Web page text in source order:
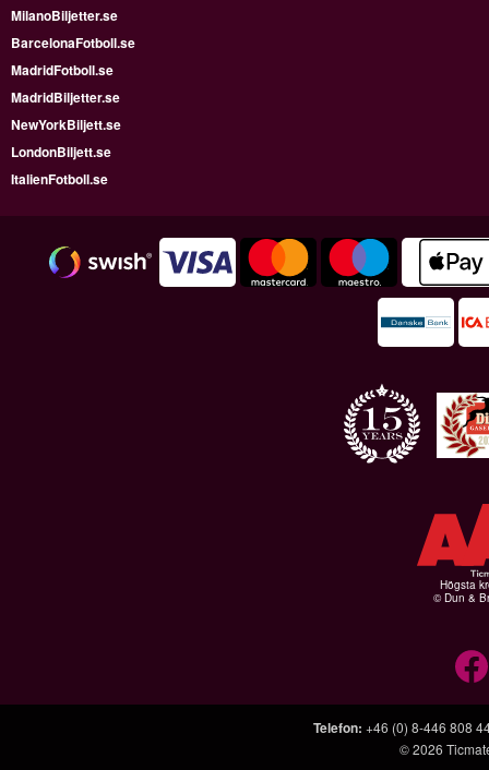
MilanoBiljetter.se
BarcelonaFotboll.se
MadridFotboll.se
MadridBiljetter.se
NewYorkBiljett.se
LondonBiljett.se
ItalienFotboll.se
Högsta
© Dun &
Telefon: +46 (0) 8-446 808
© 2026